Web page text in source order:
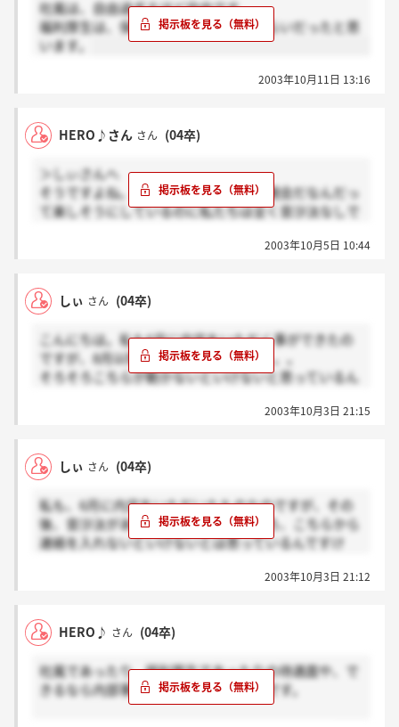
社風は、自由過ぎるほど自由です。
福利厚生は、保険・年金、住宅手当くらいだったと思
います。
2003年10月11日 13:16
HERO♪さん さん (04卒)
＞しぃさんへ
そうですよね。私の周りの友人達は懇親会だなんだっ
て楽しそうにしているのに私たちは全く音沙汰なしで
せっかくこうして同じ境遇にいるのですから、どうに
2003年10月5日 10:44
しぃ さん (04卒)
こんにちは。私も6月に内定をいただく事ができたの
ですが、8月以降音沙汰がありません。。。
そろそろこちらが動かないといけないと思っているん
2003年10月3日 21:15
しぃ さん (04卒)
私も、6月に内定をいただいたものなのですが、その
後、音沙汰がありません。。。そろそろ、こちらから
連絡を入れないといけないとは思っているんですけ
2003年10月3日 21:12
HERO♪ さん (04卒)
社風であったり、福利厚生であったりの待遇面や、で
きるなら内部事情的なことを知りたいです。